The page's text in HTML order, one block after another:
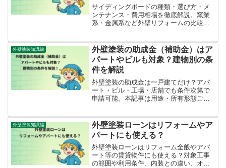
壁リフォームの費用目安
サイディングボードの種類・選び方・メ
ンテナンス・費用相場を徹底解説。窯業
系・金属系など外壁リフォームの比較と
外壁塗装知識編
外壁塗装の助成金（補助金）はア
パートやビルも対象？建物別の条
件を解説
外壁塗装の助成金は一戸建てだけ？アパ
ート・ビル・工場・店舗でも条件次第で
申請可能。本記事は用途・所有形態ごと
思われがちな集合住宅や複合用途の判断
基準、個人・法人の違い、事前確認のチ
ェックリストも掲載し、費用負担を賢く
抑えるコツがわかります。
外壁塗装知識編
外壁塗装ローンはリフォームやア
パートにも使える？
外壁塗装ローンはリフォーム全般やアパ
ート等の賃貸物件にも使える？対象工事
の範囲や利用条件、内装との違い、オー